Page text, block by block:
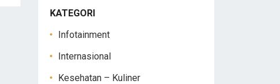
KATEGORI
Infotainment
Internasional
Kesehatan – Kuliner